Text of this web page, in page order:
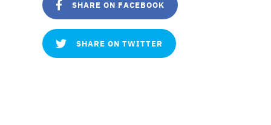
SHARE ON FACEBOOK
SHARE ON TWITTER